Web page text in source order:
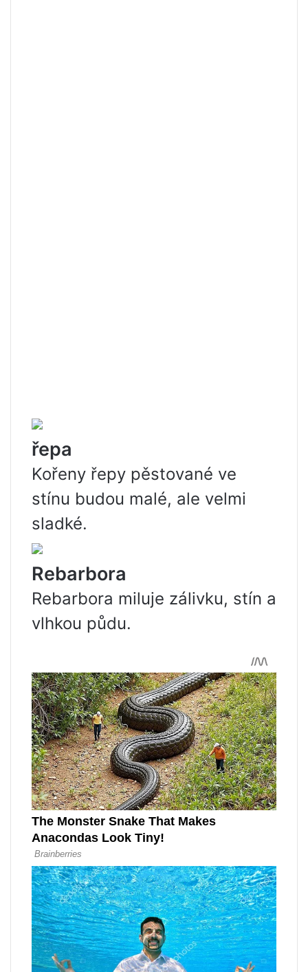
řepa
Kořeny řepy pěstované ve
stínu budou malé, ale velmi
sladké.
Rebarbora
Rebarbora miluje zálivku, stín a
vlhkou půdu.